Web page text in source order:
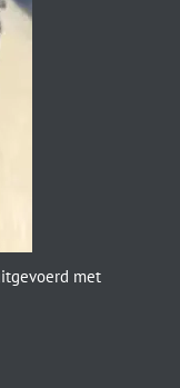
met